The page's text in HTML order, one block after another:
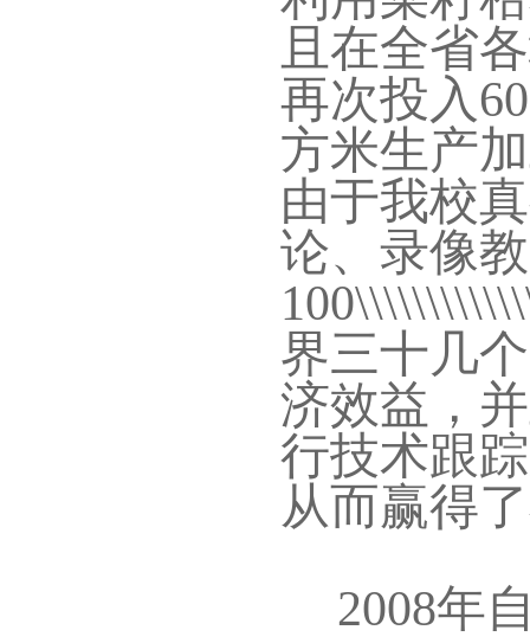
且在全省
再次投入
方米生产
由于我校
论、录像
界三十几
济效益，
行技术跟
从而赢得
2008年